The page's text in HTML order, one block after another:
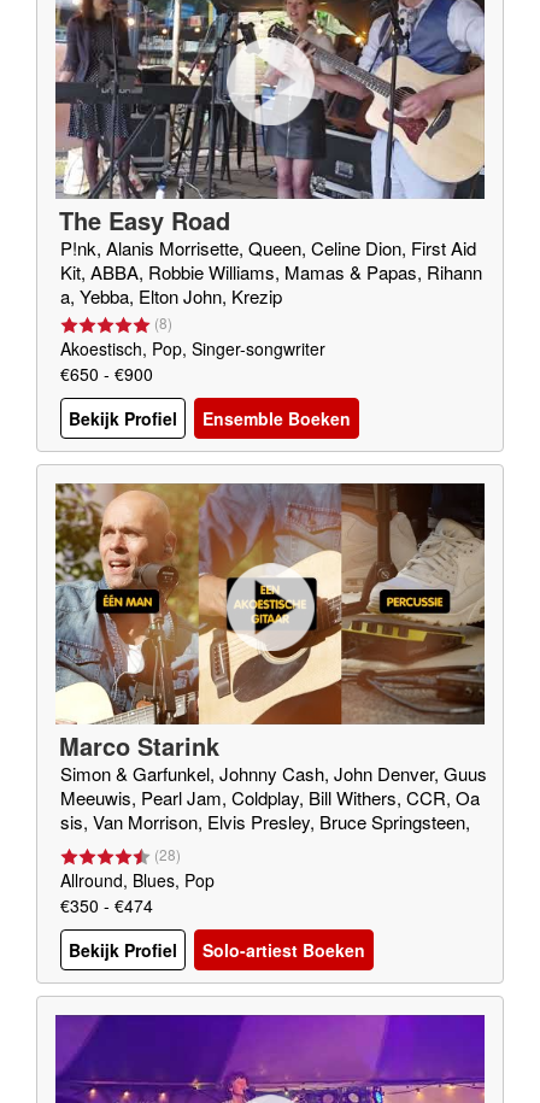
The Easy Road
P!nk, Alanis Morrisette, Queen, Celine Dion, First Aid
Kit, ABBA, Robbie Williams, Mamas & Papas, Rihann
a, Yebba, Elton John, Krezip
(8)
Akoestisch, Pop, Singer-songwriter
€650 - €900
Bekijk Profiel
Ensemble Boeken
Marco Starink
Simon & Garfunkel, Johnny Cash, John Denver, Guus
Meeuwis, Pearl Jam, Coldplay, Bill Withers, CCR, Oa
sis, Van Morrison, Elvis Presley, Bruce Springsteen,
Green Day (28)
Allround, Blues, Pop
€350 - €474
Bekijk Profiel
Solo-artiest Boeken